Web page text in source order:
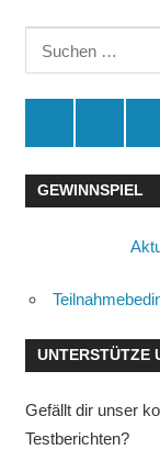
Suchen
nach:
GEWINNSPIEL
UNTERSTÜTZE
Gefällt dir unser
Testberichten?